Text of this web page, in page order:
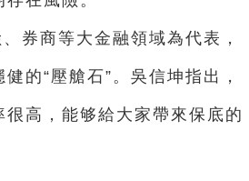
券商等大金融領域為代表，
的“壓艙石”。吳信坤指出，
高，能够給大家帶來保底的